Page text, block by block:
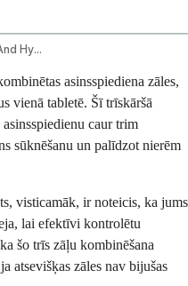
Aliskiren Amlodipine And Hydrochlorothiazide Oral Route
asinsspiediena zāles,
vienā tabletē. Šī trīskāršā
caur trim
sūknēšanu un palīdzot nierēm
visticamāk, ir noteicis, ka jums
lai efektīvi kontrolētu
šo trīs zāļu kombinēšana
atsevišķas zāles nav bijušas